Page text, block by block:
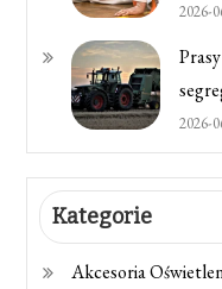
2026-
2026-
Kategorie
Akcesoria